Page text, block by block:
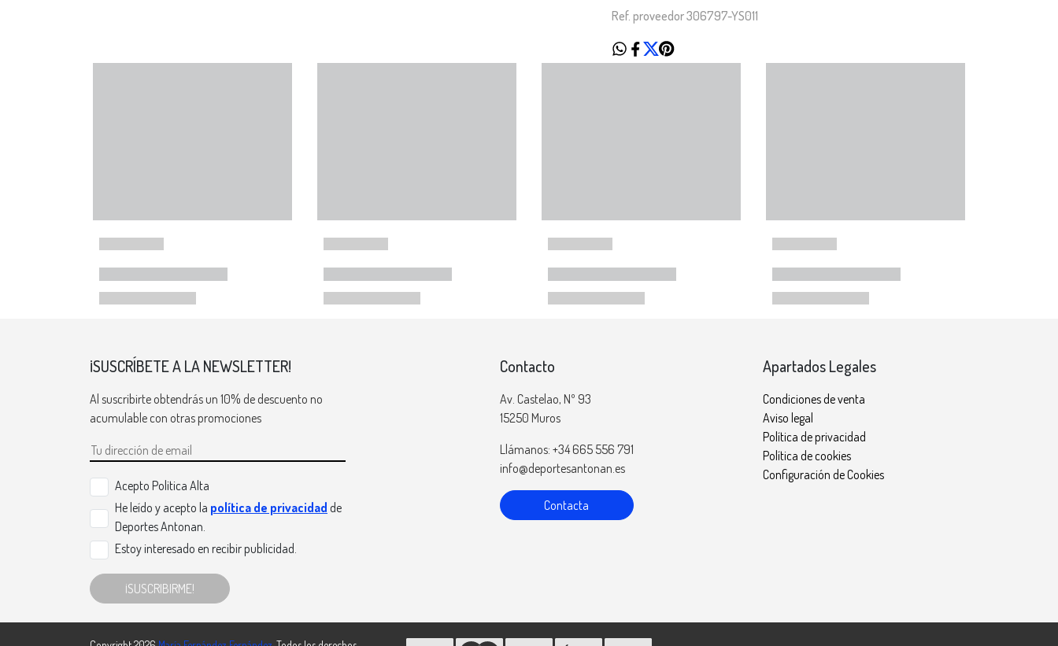
Ref. proveedor 306797-YS011
¡SUSCRÍBETE A LA NEWSLETTER!
Al suscribirte obtendrás un 10% de descuento no
acumulable con otras promociones
Acepto Politica Alta
He leído y acepto la política de privacidad de
Deportes Antonan.
Estoy interesado en recibir publicidad.
¡SUSCRIBIRME!
Contacto
Av. Castelao, Nº 93
15250 Muros
Llámanos: +34 665 556 791
info@deportesantonan.es
Contacta
Apartados Legales
Condiciones de venta
Aviso legal
Política de privacidad
Política de cookies
Configuración de Cookies